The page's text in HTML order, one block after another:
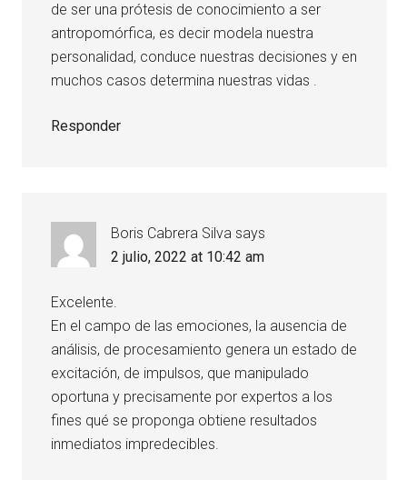
de ser una prótesis de conocimiento a ser
antropomórfica, es decir modela nuestra
personalidad, conduce nuestras decisiones y en
muchos casos determina nuestras vidas .
Responder
Boris Cabrera Silva says
2 julio, 2022 at 10:42 am
Excelente.
En el campo de las emociones, la ausencia de
análisis, de procesamiento genera un estado de
excitación, de impulsos, que manipulado
oportuna y precisamente por expertos a los
fines qué se proponga obtiene resultados
inmediatos impredecibles.